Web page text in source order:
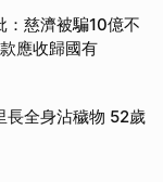
：慈濟被騙10億不
應收歸國有
長全身沾穢物 52歲